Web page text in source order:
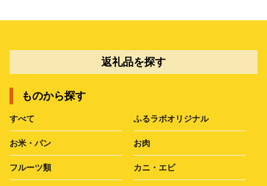
返礼品を探す
ものから探す
すべて ふるラボオリジナル
お米・パン お肉
フルーツ類 カニ・エビ